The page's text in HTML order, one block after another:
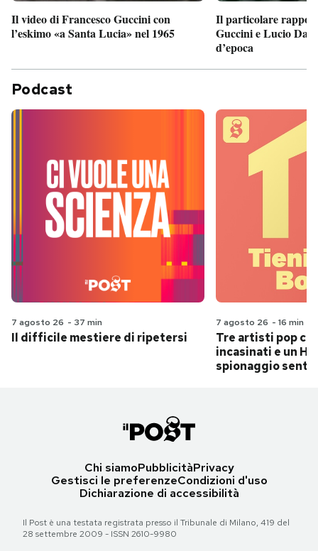
Il video di Francesco Guccini con
l’eskimo «a Santa Lucia» nel 1965
Il particolare
Guccini e Lucio
d’epoca
Podcast
7 agosto 26 - 37 min
Il difficile mestiere di ripetersi
7 agosto 26 - 16 min
Tre artisti pop
incasinati e un
spionaggio
Chi siamoPubblicitàPrivacy
Gestisci le preferenzeCondizioni d'uso
Dichiarazione di accessibilità
Il Post è una testata registrata presso il Tribunale di Milano, 419 del
28 settembre 2009 - ISSN 2610-9980